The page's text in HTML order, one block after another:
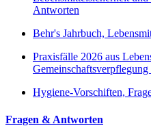
Antworten
Behr's Jahrbuch,
Praxisfälle 2026 aus
Hygiene-Vorschiften,
Fragen & Antworten